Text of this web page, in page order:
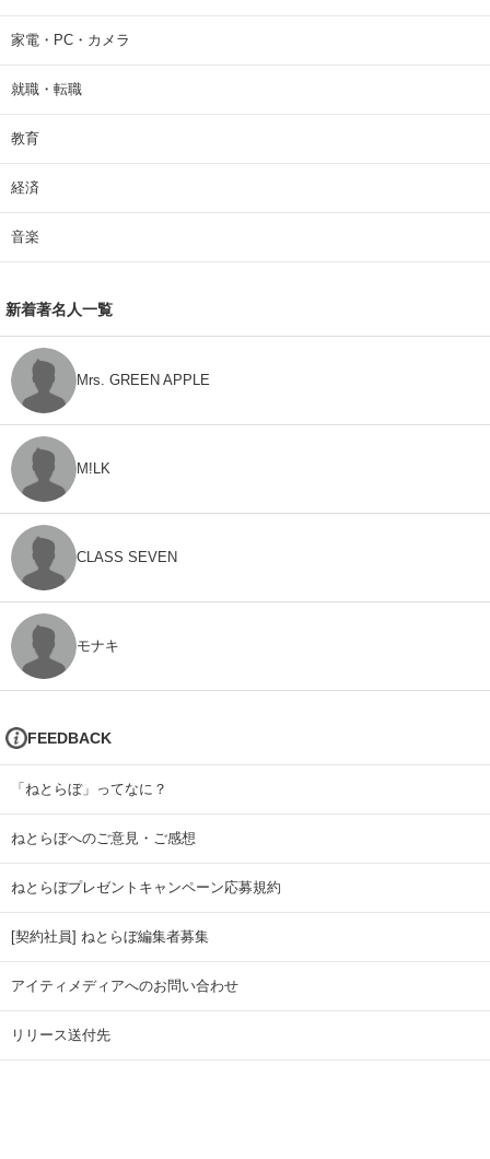
家電・PC・カメラ
就職・転職
教育
経済
音楽
新着著名人一覧
Mrs. GREEN APPLE
M!LK
CLASS SEVEN
モナキ
FEEDBACK
「ねとらぼ」ってなに？
ねとらぼへのご意見・ご感想
ねとらぼプレゼントキャンペーン応募規約
[契約社員] ねとらぼ編集者募集
アイティメディアへのお問い合わせ
リリース送付先